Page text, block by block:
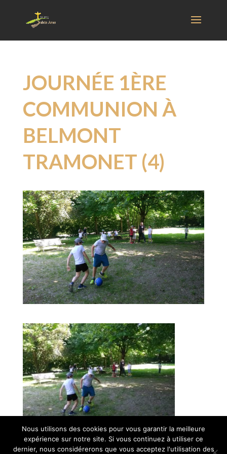
JOURNÉE 1ÈRE
COMMUNION À
BELMONT
TRAMONET (4)
© Paroisse Sainte-Anne - Maison paroissiale Place de l'église -
Nous utilisons des cookies pour vous garantir la meilleure
expérience sur notre site. Si vous continuez à utiliser ce
dernier, nous considérerons que vous acceptez l'utilisation des